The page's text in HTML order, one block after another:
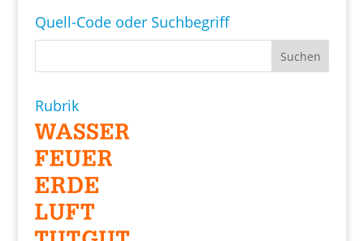
Quell-Code oder Suchbegriff
Rubrik